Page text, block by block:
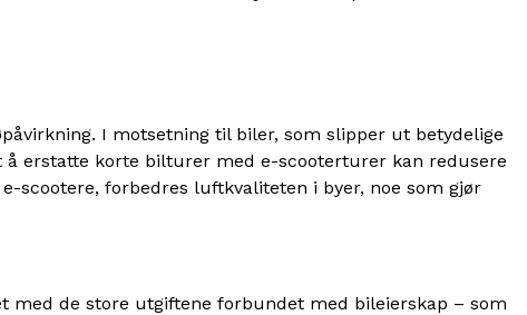
I motsetning til biler, som slipper ut betydelige
å erstatte korte bilturer med e-scooterturer kan redusere
scootere, forbedres luftkvaliteten i byer, noe som gjør
med de store utgiftene forbundet med bileierskap – som